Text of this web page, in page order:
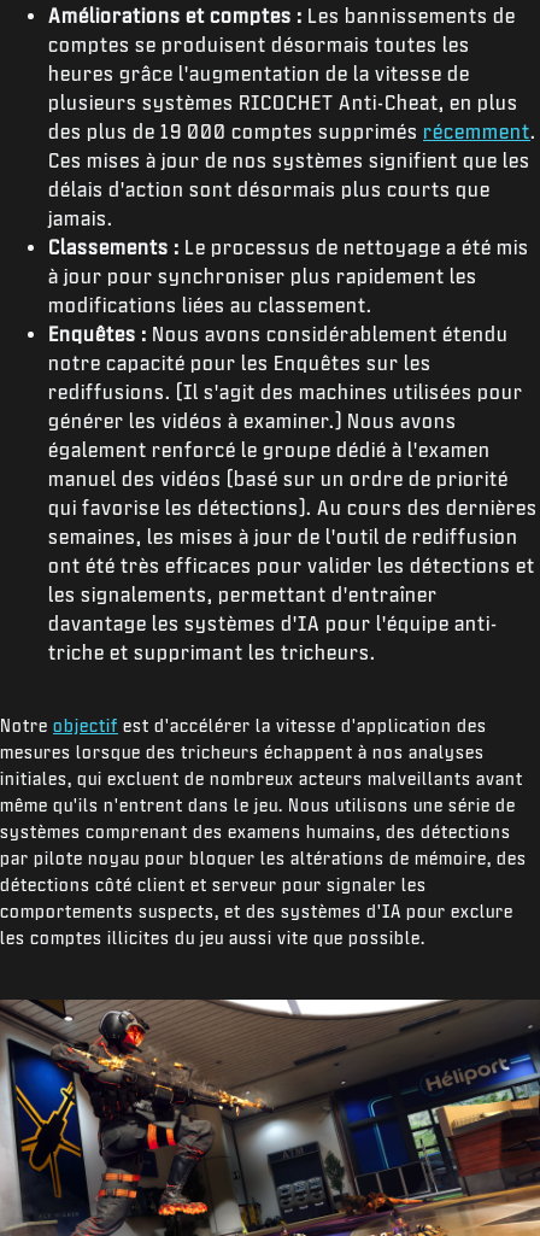
Améliorations et comptes : Les bannissements de
comptes se produisent désormais toutes les
heures grâce l'augmentation de la vitesse de
plusieurs systèmes RICOCHET Anti-Cheat, en plus
des plus de 19 000 comptes supprimés récemment.
Ces mises à jour de nos systèmes signifient que les
délais d'action sont désormais plus courts que
jamais.
Classements : Le processus de nettoyage a été mis
à jour pour synchroniser plus rapidement les
modifications liées au classement.
Enquêtes : Nous avons considérablement étendu
notre capacité pour les Enquêtes sur les
rediffusions. (Il s'agit des machines utilisées pour
générer les vidéos à examiner.) Nous avons
également renforcé le groupe dédié à l'examen
manuel des vidéos (basé sur un ordre de priorité
qui favorise les détections). Au cours des dernières
semaines, les mises à jour de l'outil de rediffusion
ont été très efficaces pour valider les détections et
les signalements, permettant d'entraîner
davantage les systèmes d'IA pour l'équipe anti-
triche et supprimant les tricheurs.
Notre objectif est d'accélérer la vitesse d'application des
mesures lorsque des tricheurs échappent à nos analyses
initiales, qui excluent de nombreux acteurs malveillants avant
même qu'ils n'entrent dans le jeu. Nous utilisons une série de
systèmes comprenant des examens humains, des détections
par pilote noyau pour bloquer les altérations de mémoire, des
détections côté client et serveur pour signaler les
comportements suspects, et des systèmes d'IA pour exclure
les comptes illicites du jeu aussi vite que possible.